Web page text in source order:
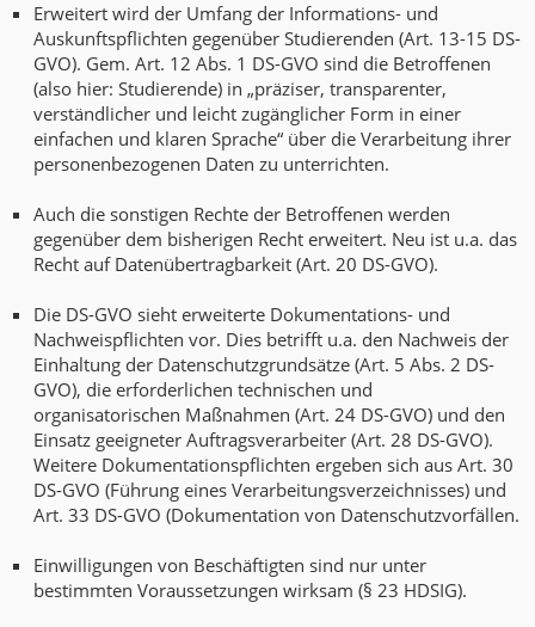
Erweitert wird der Umfang der Informations- und
Auskunftspflichten gegenüber Studierenden (Art. 13-15 DS-
GVO). Gem. Art. 12 Abs. 1 DS-GVO sind die Betroffenen
(also hier: Studierende) in „präziser, transparenter,
verständlicher und leicht zugänglicher Form in einer
einfachen und klaren Sprache“ über die Verarbeitung ihrer
personenbezogenen Daten zu unterrichten.
Auch die sonstigen Rechte der Betroffenen werden
gegenüber dem bisherigen Recht erweitert. Neu ist u.a. das
Recht auf Datenübertragbarkeit (Art. 20 DS-GVO).
Die DS-GVO sieht erweiterte Dokumentations- und
Nachweispflichten vor. Dies betrifft u.a. den Nachweis der
Einhaltung der Datenschutzgrundsätze (Art. 5 Abs. 2 DS-
GVO), die erforderlichen technischen und
organisatorischen Maßnahmen (Art. 24 DS-GVO) und den
Einsatz geeigneter Auftragsverarbeiter (Art. 28 DS-GVO).
Weitere Dokumentationspflichten ergeben sich aus Art. 30
DS-GVO (Führung eines Verarbeitungsverzeichnisses) und
Art. 33 DS-GVO (Dokumentation von Datenschutzvorfällen.
Einwilligungen von Beschäftigten sind nur unter
bestimmten Voraussetzungen wirksam (§ 23 HDSIG).